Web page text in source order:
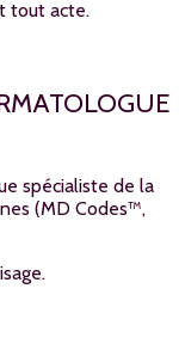
tout acte.
spécialiste de la
(MD Codes™,